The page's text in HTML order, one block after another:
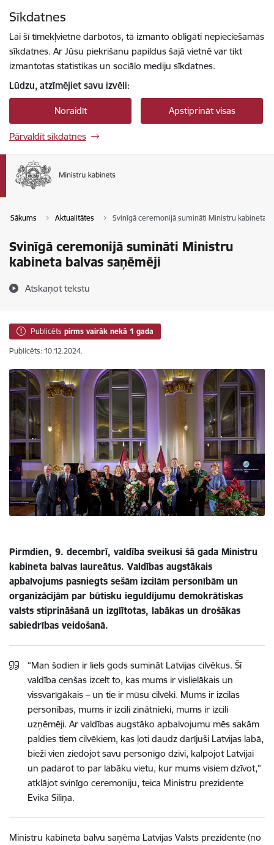
Sīkdatnes
Lai šī tīmekļvietne darbotos, tā izmanto obligāti nepieciešamās
sīkdatnes. Ar Jūsu piekrišanu papildus šajā vietnē var tikt
izmantotas statistikas un sociālo mediju sīkdatnes.
Lūdzu, atzīmējiet savu izvēli:
Noraidīt Apstiprināt visas
Pārvaldīt sīkdatnes
Sākums Aktualitātes Svinīgā ceremonijā sumināti Ministru kabineta
Svinīgā ceremonijā sumināti Ministru
kabineta balvas saņēmēji
Atskaņot tekstu
Publicēts pirms vairāk nekā 1 gada
Publicēts: 10.12.2024.
Pirmdien, 9. decembrī, valdība sveikusi šā gada Ministru
kabineta balvas laureātus. Valdības augstākais
apbalvojums pasniegts sešām izcilām personībām un
organizācijām par būtisku ieguldījumu demokrātiskas
valsts stiprināšanā un izglītotas, labākas un drošākas
sabiedrības veidošanā.
“Man šodien ir liels gods sumināt Latvijas cilvēkus. Šī
valdība cenšas izcelt to, kas mums ir vislielākais un
vissvarīgākais – un tie ir mūsu cilvēki. Mums ir izcilas
personības, mums ir izcili zinātnieki, mums ir izcili
uzņēmēji. Ar valdības augstāko apbalvojumu mēs sakām
paldies tiem cilvēkiem, kas ļoti daudz darījuši Latvijas labā,
bieži vien ziedojot savu personīgo dzīvi, kalpojot Latvijai
un padarot to par labāku vietu, kur mums visiem dzīvot,”
atklājot svinīgo ceremoniju, teica Ministru prezidente
Evika Siliņa.
Ministru kabineta balvu saņēma Latvijas Valsts prezidente (no